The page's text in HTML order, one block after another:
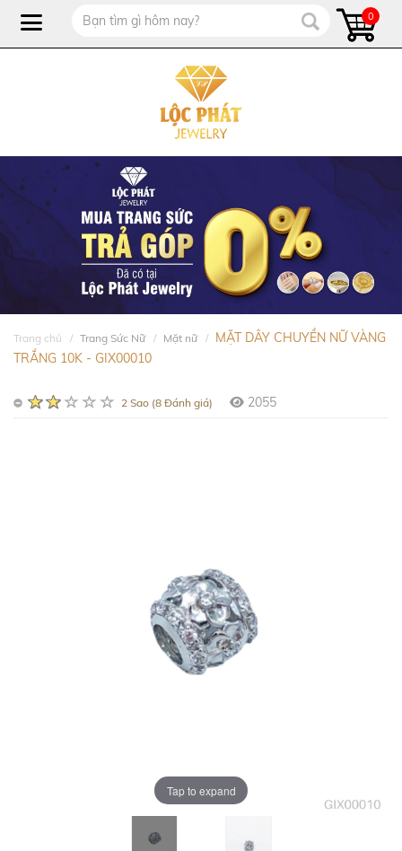
0
Trang chủ Trang Sức Nữ Mặt nữ
MẶT DÂY CHUYỀN NỮ VÀNG
TRẮNG 10K - GIX00010
2 Sao (8 Đánh giá) 2055
Tap to expand